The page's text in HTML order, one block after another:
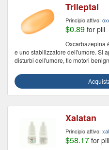
Trileptal
Principio attivo:
$0.89 for pill
Oxcarbazepina
e uno stabilizzatore dell'umore. Si
disturbi dell'umore, tic motori
Xalatan
Principio attivo:
$58.17 for pill